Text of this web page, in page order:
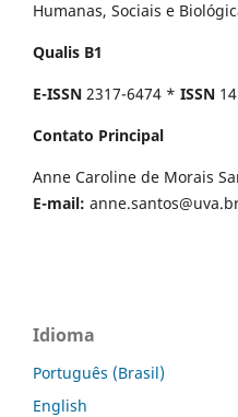
Humanas, Sociais e
Qualis B1
E-ISSN 2317-6474 * ISSN
Contato Principal
Anne Caroline de Morais
E-mail:
Idioma
Português (Brasil)
English